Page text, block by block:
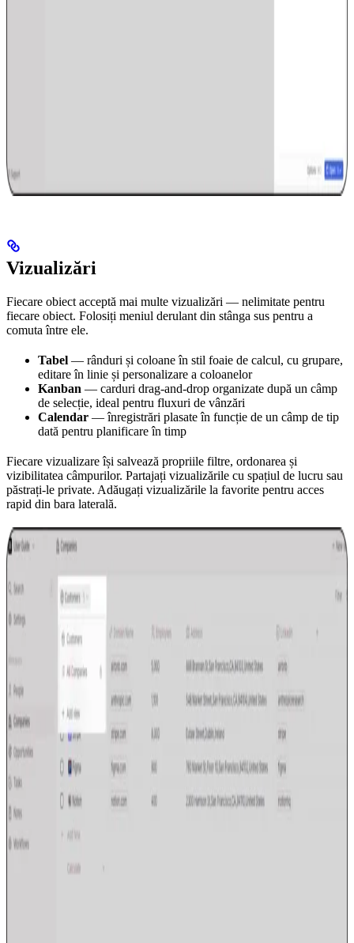
Vizualizări
Fiecare obiect acceptă mai multe vizualizări — nelimitate pentru
fiecare obiect. Folosiți meniul derulant din stânga sus pentru a
comuta între ele.
Tabel — rânduri și coloane în stil foaie de calcul, cu grupare,
editare în linie și personalizare a coloanelor
Kanban — carduri drag-and-drop organizate după un câmp
de selecție, ideal pentru fluxuri de vânzări
Calendar — înregistrări plasate în funcție de un câmp de tip
dată pentru planificare în timp
Fiecare vizualizare își salvează propriile filtre, ordonarea și
vizibilitatea câmpurilor. Partajați vizualizările cu spațiul de lucru sau
păstrați-le private. Adăugați vizualizările la favorite pentru acces
rapid din bara laterală.